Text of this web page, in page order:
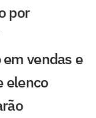
por
vendas e
elenco